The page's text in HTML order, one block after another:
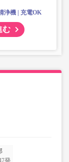
浄機 充電OK
む
発